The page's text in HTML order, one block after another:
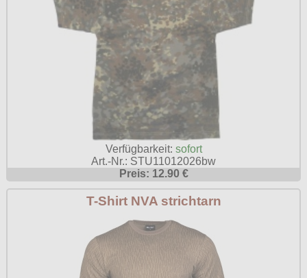
Verfügbarkeit: sofort
Art.-Nr.: STU11012026bw
Preis: 12.90 €
T-Shirt NVA strichtarn